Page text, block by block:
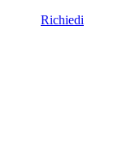
Richiedi